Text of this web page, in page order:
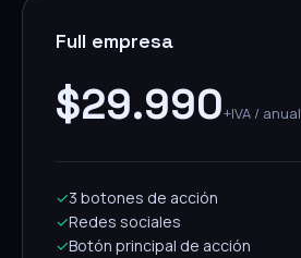
Full empresa
$29.990+IVA / anual
✓3 botones de acción
✓Redes sociales
✓Botón principal de acción